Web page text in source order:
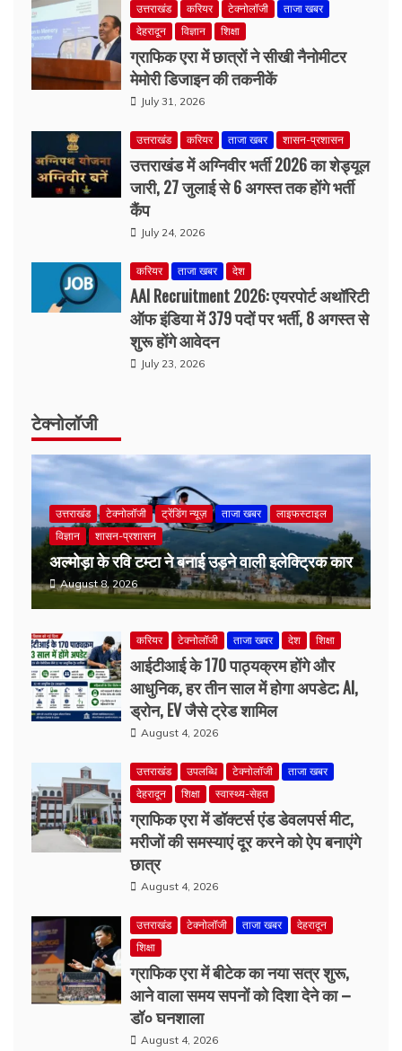
July 31, 2026
उत्तराखंड करियर ताजा खबर शासन-प्रशासन
उत्तराखंड में अग्निवीर भर्ती 2026 का शेड्यूल
जारी, 27 जुलाई से 6 अगस्त तक होंगे भर्ती
कैंप
July 24, 2026
करियर ताजा खबर देश
AAI Recruitment 2026: एयरपोर्ट अथॉरिटी
ऑफ इंडिया में 379 पदों पर भर्ती, 8 अगस्त से
शुरू होंगे आवेदन
July 23, 2026
उत्तराखंड टेक्नोलॉजी
विज्ञान
शासन-प्रशासन
अल्मोड़ा के रवि टम्टा ने बनाई उड़ने वाली इलेक्ट्रिक कार
August 8, 2026
करियर टेक्नोलॉजी ताजा खबर देश शिक्षा
आईटीआई के 170 पाठ्यक्रम होंगे और
आधुनिक, हर तीन साल में होगा अपडेट; AI,
ड्रोन, EV जैसे ट्रेड शामिल
August 4, 2026
उत्तराखंड उपलब्धि टेक्नोलॉजी
ताजा खबर
देहरादून
शिक्षा स्वास्थ्य-सेहत
ग्राफिक एरा में डॉक्टर्स एंड डेवलपर्स मीट,
मरीजों की समस्याएं दूर करने को ऐप बनाएंगे
छात्र
August 4, 2026
उत्तराखंड टेक्नोलॉजी ताजा खबर
देहरादून
शिक्षा
ग्राफिक एरा में बीटेक का नया सत्र शुरू,
आने वाला समय सपनों को दिशा देने का –
डॉ० घनशाला
August 4, 2026
उत्तराखंड करियर टेक्नोलॉजी
ताजा खबर
देहरादून
विज्ञान